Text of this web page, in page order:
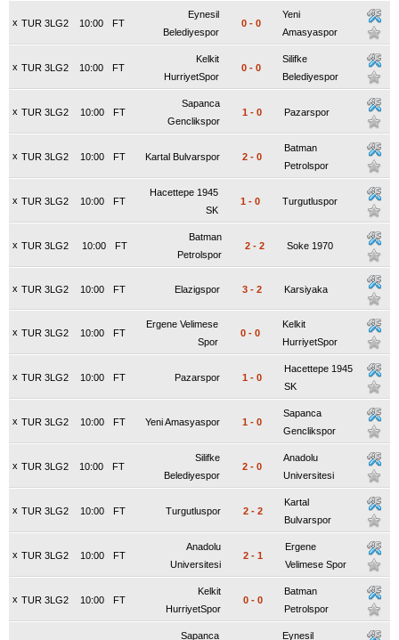
x TUR 3LG2 FT
10:00
Eynesil
Belediyespor
0 - 0
Yeni
Amasyaspor
x TUR 3LG2 FT
10:00
Kelkit
HurriyetSpor
0 - 0
Silifke
Belediyespor
x TUR 3LG2 FT
10:00
Sapanca
Genclikspor
1 - 0 Pazarspor
x TUR 3LG2 FT
10:00 Kartal Bulvarspor 2 - 0
Batman
Petrolspor
x TUR 3LG2 FT
10:00
Hacettepe 1945
SK
1 - 0 Turgutluspor
x TUR 3LG2 FT
10:00
Batman
Petrolspor
2 - 2 Soke 1970
x TUR 3LG2 FT
10:00 Elazigspor 3 - 2 Karsiyaka
x TUR 3LG2 FT
10:00
Ergene Velimese
Spor
0 - 0
Kelkit
HurriyetSpor
x TUR 3LG2 FT
10:00 Pazarspor 1 - 0
Hacettepe 1945
SK
x TUR 3LG2 FT
10:00 Yeni Amasyaspor 1 - 0
Sapanca
Genclikspor
x TUR 3LG2 FT
10:00
Silifke
Belediyespor
2 - 0
Anadolu
Universitesi
x TUR 3LG2 FT
10:00 Turgutluspor 2 - 2
Kartal
Bulvarspor
x TUR 3LG2 FT
10:00
Anadolu
Universitesi
2 - 1
Ergene
Velimese Spor
x TUR 3LG2 FT
10:00
Kelkit
HurriyetSpor
0 - 0
Batman
Petrolspor
Sapanca
Eynesil